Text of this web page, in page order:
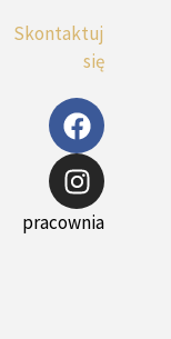
Skontaktuj
się
pracownia